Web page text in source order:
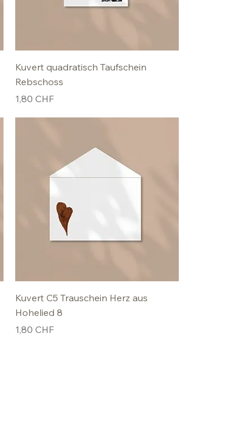
Kuvert quadratisch Taufschein
Rebschoss
Preis
1,80 CHF
Kuvert C5 Trauschein Herz aus
Hohelied 8
Preis
1,80 CHF